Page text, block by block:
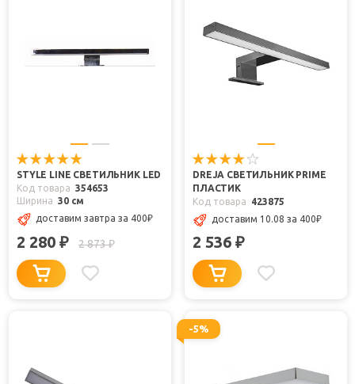
STYLE LINE СВЕТИЛЬНИК LED
Код товара 354653
Ширина 30 см
доставим завтра за 400₽
2 280 ₽ 2 873₽
DREJA СВЕТИЛЬНИК PRIME
ПЛАСТИК
Код товара
423875
доставим 10.08 за 400₽
2 536 ₽
-5%